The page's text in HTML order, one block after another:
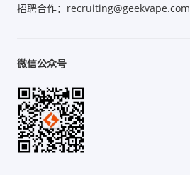
招聘合作：recruiting@geekvape.com
微信公众号